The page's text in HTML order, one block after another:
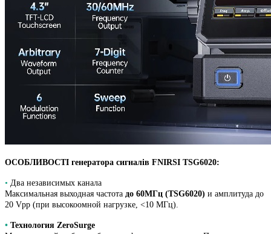
ОСОБЛИВОСТІ генератора сигналів FNIRSI TSG6020:
• Два независимых канала
Максимальная выходная частота до 60МГц (TSG6020) и амплитуда до
20 Vpp (при высокоомной нагрузке, <10 МГц).
• Технология ZeroSurge